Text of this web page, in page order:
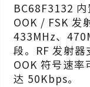
BC68F3132
OOK / FSK 发
433MHz、
段。RF 发射
OOK 符号速率
达 50Kbps。